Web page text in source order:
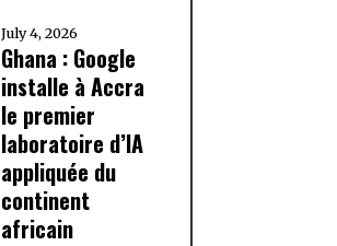
July 4, 2026
Ghana : Google
installe à Accra
le premier
laboratoire d’IA
appliquée du
continent
africain